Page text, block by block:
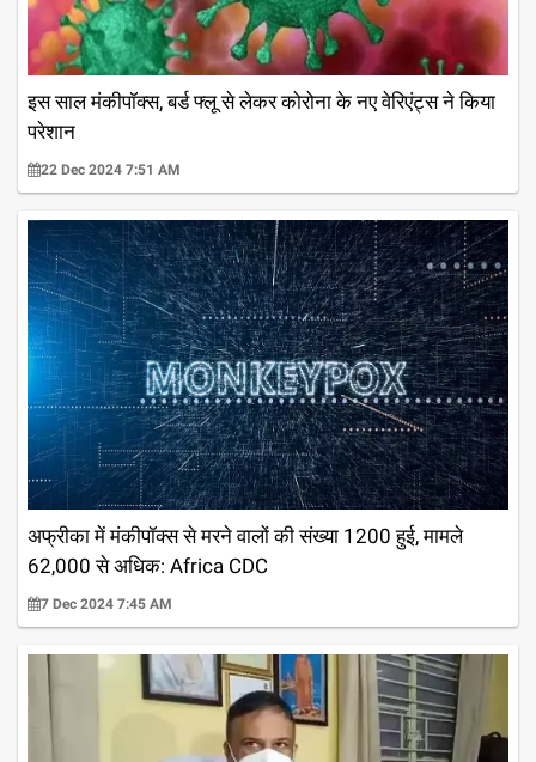
इस साल मंकीपॉक्स, बर्ड फ्लू से लेकर कोरोना के नए वेरिएंट्स ने किया
परेशान
22 Dec 2024 7:51 AM
अफ्रीका में मंकीपॉक्स से मरने वालों की संख्या 1200 हुई, मामले
62,000 से अधिक: Africa CDC
7 Dec 2024 7:45 AM